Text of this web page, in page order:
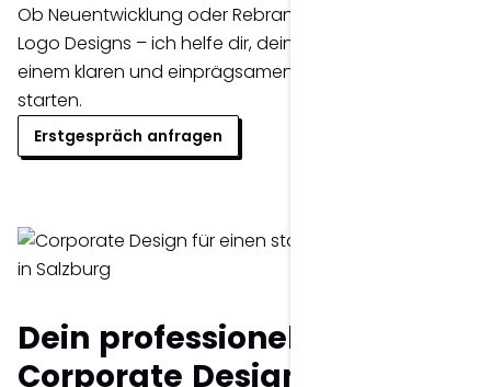
Ob Neuentwicklung oder Rebranding deines
Logo Designs – ich helfe dir, dein Markenauftritt mit
einem klaren und einprägsamen Markenzeichen zu
starten.
Erstgespräch anfragen
Dein professionelles
Corporate Design in